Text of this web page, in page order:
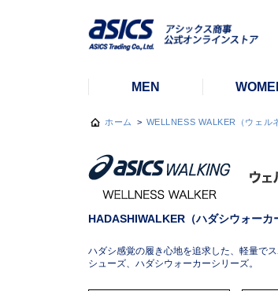
MEN
HADASHIWALKER（ハダシウォーカ
ハダシ感覚の履き心地を追求した、軽量で
シューズ、ハダシウォーカーシリーズ。
ホーム > WELLNESS WALKER（ウェル